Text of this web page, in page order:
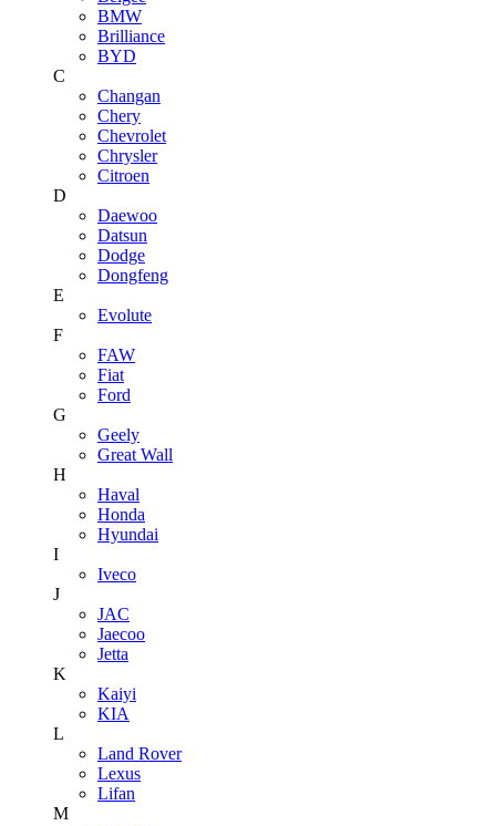
BMW
Brilliance
BYD
C
Changan
Chery
Chevrolet
Chrysler
Citroen
D
Daewoo
Datsun
Dodge
Dongfeng
E
Evolute
F
FAW
Fiat
Ford
G
Geely
Great Wall
H
Haval
Honda
Hyundai
I
Iveco
J
JAC
Jaecoo
Jetta
K
Kaiyi
KIA
L
Land Rover
Lexus
Lifan
M